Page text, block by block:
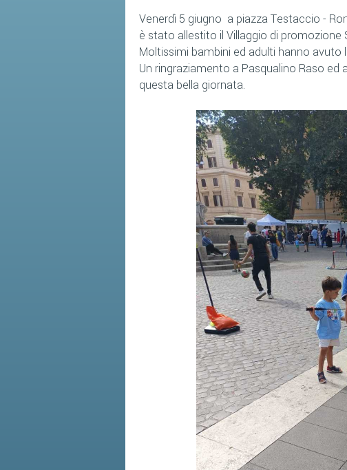
Venerdì 5 giugno a piazza Testaccio -
è stato allestito il Villaggio di promozione
Moltissimi bambini ed adulti hanno
Un ringraziamento a Pasqualino Raso
questa bella giornata.